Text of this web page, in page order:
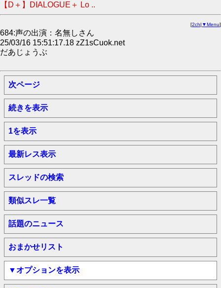
【D＋】DIALOGUE＋ Lo ..
[2ch| ▼Menu]
684:声の出演：名無しさん
25/03/16 15:51:17.18 zZ1sCuok.net
だあじょうぶ
次ページ
続きを表示
1を表示
最新レス表示
スレッドの検索
類似スレ一覧
話題のニュース
おまかせリスト
▼オプションを表示